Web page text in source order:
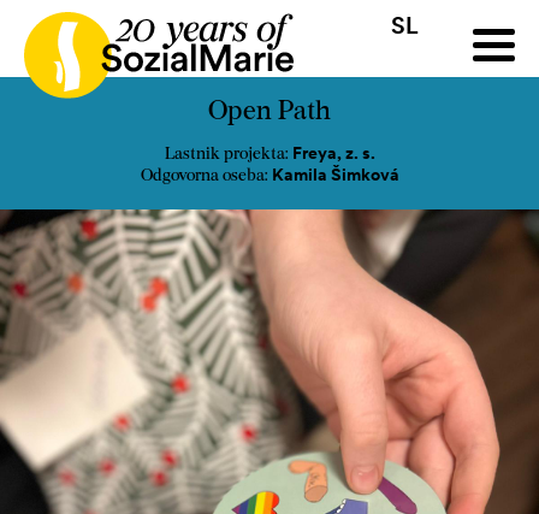
SL
HU SK SL
Razpis ProjektiNoviceMediji Kontakt
Open Path
Lastnik projekta: Freya, z. s.
Odgovorna oseba: Kamila Šimková